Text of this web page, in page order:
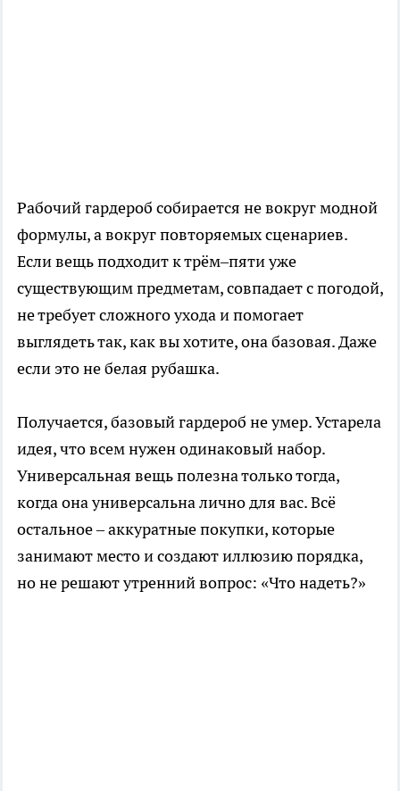
Рабочий гардероб собирается не вокруг модной
формулы, а вокруг повторяемых сценариев.
Если вещь подходит к трём–пяти уже
существующим предметам, совпадает с погодой,
не требует сложного ухода и помогает
выглядеть так, как вы хотите, она базовая. Даже
если это не белая рубашка.
Получается, базовый гардероб не умер. Устарела
идея, что всем нужен одинаковый набор.
Универсальная вещь полезна только тогда,
когда она универсальна лично для вас. Всё
остальное – аккуратные покупки, которые
занимают место и создают иллюзию порядка,
но не решают утренний вопрос: «Что надеть?»